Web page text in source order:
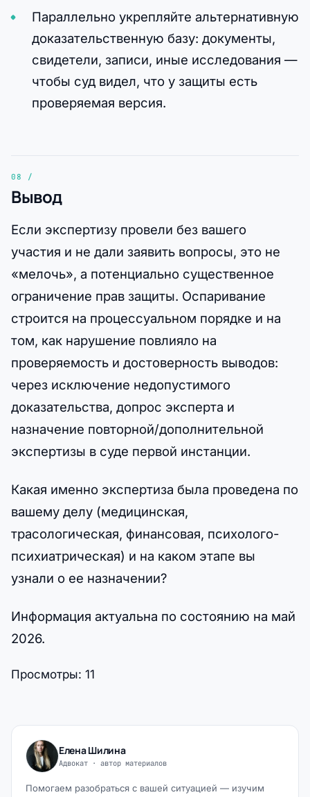
Параллельно укрепляйте альтернативную
доказательственную базу: документы,
свидетели, записи, иные исследования —
чтобы суд видел, что у защиты есть
проверяемая версия.
Вывод
Если экспертизу провели без вашего
участия и не дали заявить вопросы, это не
«мелочь», а потенциально существенное
ограничение прав защиты. Оспаривание
строится на процессуальном порядке и на
том, как нарушение повлияло на
проверяемость и достоверность выводов:
через исключение недопустимого
доказательства, допрос эксперта и
назначение повторной/дополнительной
экспертизы в суде первой инстанции.
Какая именно экспертиза была проведена по
вашему делу (медицинская,
трасологическая, финансовая, психолого-
психиатрическая) и на каком этапе вы
узнали о ее назначении?
Информация актуальна по состоянию на май
2026.
Просмотры: 11
Елена Шилина
Адвокат · автор материалов
Помогаем разобраться с вашей ситуацией — изучим